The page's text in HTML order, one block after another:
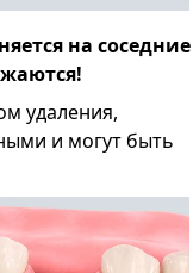
на соседние
удаления,
и могут быть